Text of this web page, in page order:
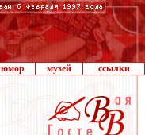
юмор музей ссылки